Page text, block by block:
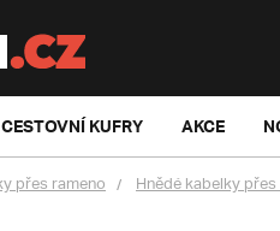
CESTOVNÍ KUFRY AKCE
přes rameno Hnědé kabelky přes